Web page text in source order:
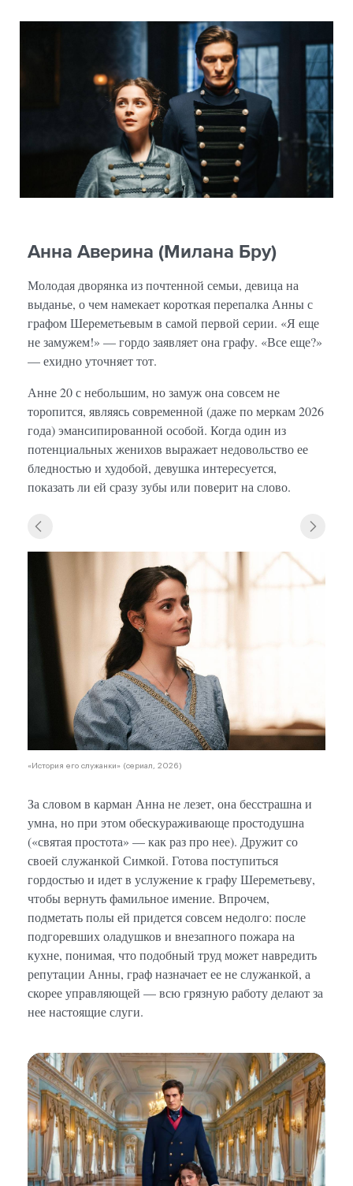
Анна Аверина (Милана Бру)
Молодая дворянка из почтенной семьи, девица на
выданье, о чем намекает короткая перепалка Анны с
графом Шереметьевым в самой первой серии. «Я еще
не замужем!» — гордо заявляет она графу. «Все еще?»
— ехидно уточняет тот.
Анне 20 с небольшим, но замуж она совсем не
торопится, являясь современной (даже по меркам 2026
года) эмансипированной особой. Когда один из
потенциальных женихов выражает недовольство ее
бледностью и худобой, девушка интересуется,
показать ли ей сразу зубы или поверит на слово.
«История его служанки» (сериал, 2026)
За словом в карман Анна не лезет, она бесстрашна и
умна, но при этом обескураживающе простодушна
(«святая простота» — как раз про нее). Дружит со
своей служанкой Симкой. Готова поступиться
гордостью и идет в услужение к графу Шереметьеву,
чтобы вернуть фамильное имение. Впрочем,
подметать полы ей придется совсем недолго: после
подгоревших оладушков и внезапного пожара на
кухне, понимая, что подобный труд может навредить
репутации Анны, граф назначает ее не служанкой, а
скорее управляющей — всю грязную работу делают за
нее настоящие слуги.